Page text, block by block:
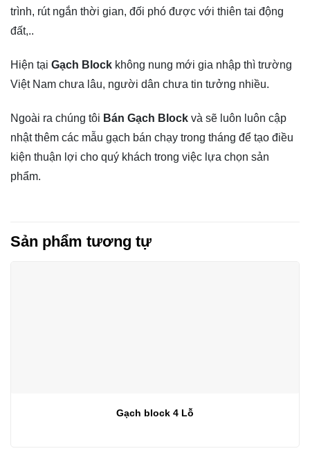
trình, rút ngắn thời gian, đối phó được với thiên tai động
đất,..
Hiện tại Gạch Block không nung mới gia nhập thì trường
Việt Nam chưa lâu, người dân chưa tin tưởng nhiều.
Ngoài ra chúng tôi Bán Gạch Block và sẽ luôn luôn cập
nhật thêm các mẫu gạch bán chạy trong tháng để tạo điều
kiện thuận lợi cho quý khách trong việc lựa chọn sản
phẩm.
Sản phẩm tương tự
Gạch block 4 Lỗ